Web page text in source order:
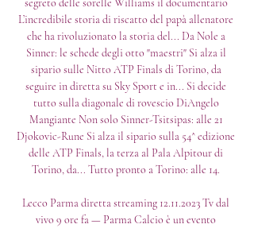
L’incredibile storia di riscatto del papà allenatore
che ha rivoluzionato la storia del... Da Nole a
Sinner: le schede degli otto "maestri" Si alza il
sipario sulle Nitto ATP Finals di Torino, da
seguire in diretta su Sky Sport e in... Si decide
tutto sulla diagonale di rovescio DiAngelo
Mangiante Non solo Sinner-Tsitsipas: alle 21
Djokovic-Rune Si alza il sipario sulla 54^ edizione
delle ATP Finals, la terza al Pala Alpitour di
Torino, da... Tutto pronto a Torino: alle 14.
Lecco Parma diretta streaming 12.11.2023 Tv dal
vivo 9 ore fa — Parma Calcio è un evento